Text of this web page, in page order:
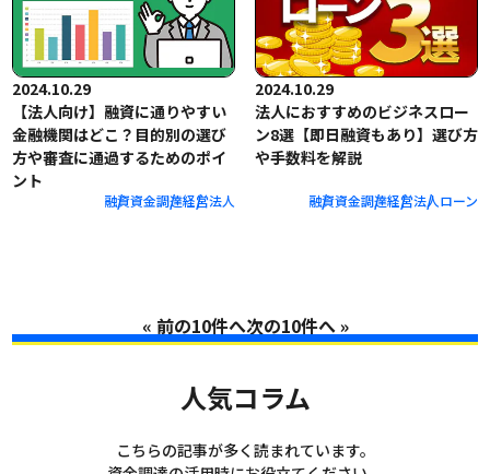
2024.10.29
【法人向け】融資に通りやすい
金融機関はどこ？目的別の選び
方や審査に通過するためのポイ
ント
融資資金調達経営法人
2024.10.29
法人におすすめのビジネスロー
ン8選【即日融資もあり】選び方
や手数料を解説
融資資金調達経営法人ローン
« »
人気コラム
こちらの記事が多く読まれています。